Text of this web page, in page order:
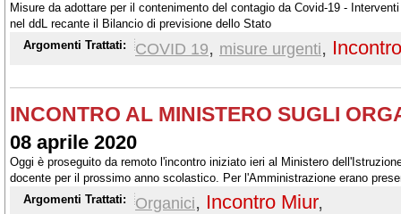
Misure da adottare per il contenimento del contagio da Covid-19 -
nel ddL recante il Bilancio di previsione dello Stato
Argomenti Trattati:
COVID 19, misure urgenti,
INCONTRO AL MINISTERO SUGLI
08 aprile 2020
Oggi è proseguito da remoto l'incontro iniziato ieri al Ministero
docente per il prossimo anno scolastico. Per l'Amministrazione erano
Bruschi e il dirigente dell'Ufficio del personale docente ed educativo dott
Argomenti Trattati: Organici, Incontro Miur,